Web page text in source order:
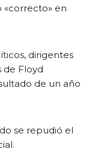
«correcto» en
dirigentes
de Floyd
de un año
se repudió el